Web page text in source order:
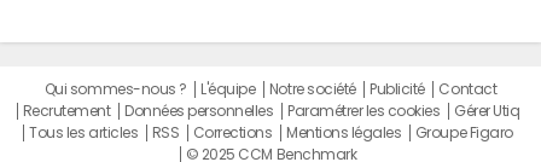
Qui sommes-nous ? L'équipe Notre société Publicité
Contact
Recrutement
Données personnelles Paramétrer les cookies
Gérer Utiq
Tous les articles
RSS Corrections Mentions légales
Groupe Figaro
© 2025 CCM Benchmark